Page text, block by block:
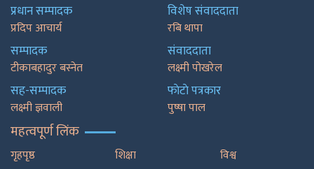
प्रधान सम्पादक
प्रदिप आचार्य
सम्पादक
टीकाबहादुर बस्नेत
सह-सम्पादक
लक्ष्मी ज्ञवाली
विशेष संवाददाता
रबि थापा
संवाददाता
लक्ष्मी पोखरेल
फाेटाे पत्रकार
पुष्षा पाल
महत्वपूर्ण लिंक
गृहपृष्ठ
शिक्षा
विश्व